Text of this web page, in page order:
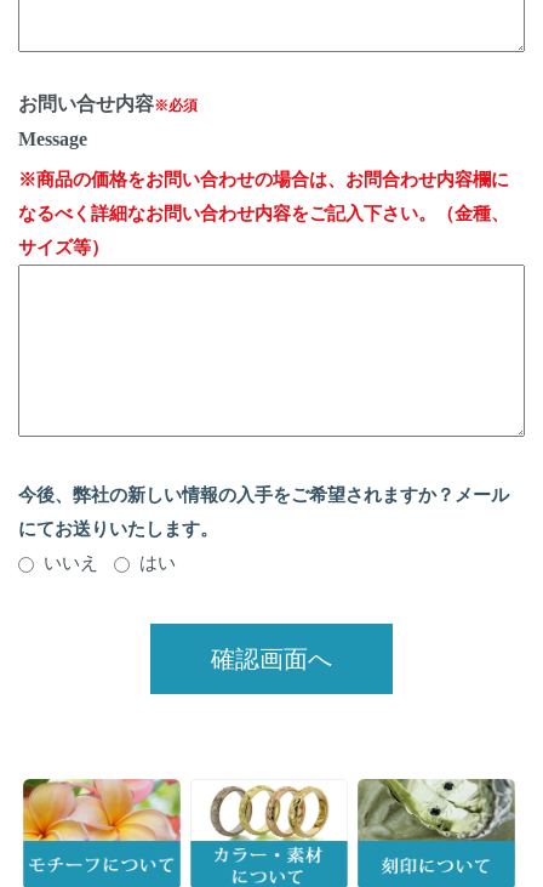
お問い合せ内容※必須
Message
※商品の価格をお問い合わせの場合は、お問合わせ内容欄に
なるべく詳細なお問い合わせ内容をご記入下さい。（金種、
サイズ等）
今後、弊社の新しい情報の入手をご希望されますか？メール
にてお送りいたします。
いいえ
はい
確認画面へ